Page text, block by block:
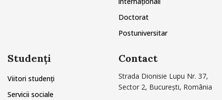
Doctorat
Postuniversitar
Studenți
Viitori studenți
Servicii sociale
Contact
Strada Dionisie Lupu Nr. 37,
Sector 2, București, România